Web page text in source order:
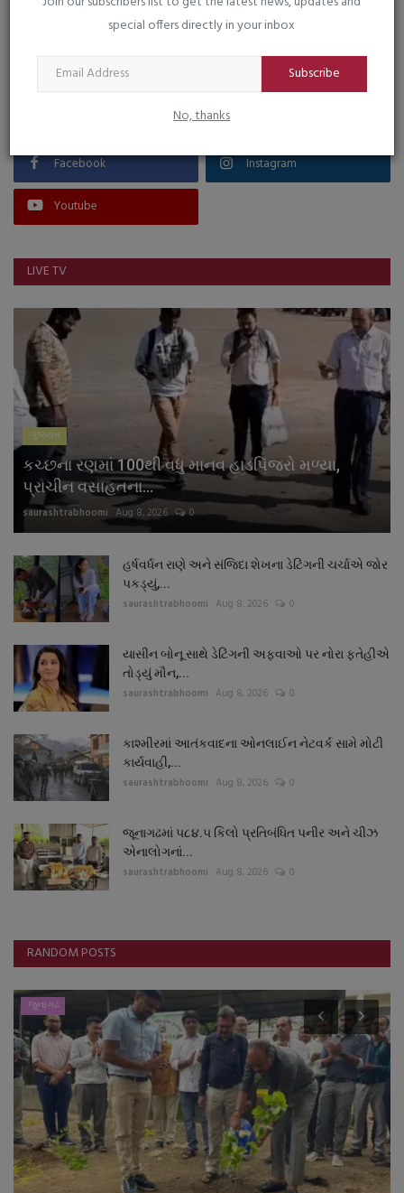
special offers directly in your inbox
Subscribe
No, thanks
Facebook Instagram
Youtube
LIVE TV
ગુજરાત
કચ્છના રણમાં 100થી વધુ માનવ હાડપિંજરો મળ્યા,
પ્રાચીન વસાહતના...
saurashtrabhoomi Aug 8, 2026 0
હર્ષવર્ધન રાણે અને સંજિદા શેખના ડેટિંગની ચર્ચાએ જોર
પકડ્યું,...
saurashtrabhoomi Aug 8, 2026 0
યાસીન બોનૂ સાથે ડેટિંગની અફવાઓ પર નોરા ફતેહીએ
તોડ્યું મૌન,...
saurashtrabhoomi Aug 8, 2026 0
કાશ્મીરમાં આતંકવાદના ઓનલાઈન નેટવર્ક સામે મોટી
કાર્યવાહી,...
saurashtrabhoomi Aug 8, 2026 0
જૂનાગઢમાં ૫૮૪.૫ કિલો પ્રતિબંધિત પનીર અને ચીઝ
એનાલોગનાં...
saurashtrabhoomi Aug 8, 2026 0
RANDOM POSTS
ગુનાખોરી